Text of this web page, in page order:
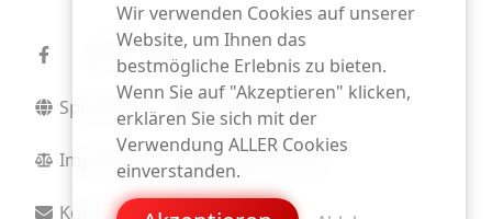
Sprachen Bedingungen
Impressum Datenschutz
Kontakt Presse
Wir verwenden Cookies auf unserer
Website, um Ihnen das
bestmögliche Erlebnis zu bieten.
Wenn Sie auf "Akzeptieren" klicken,
erklären Sie sich mit der
Verwendung ALLER Cookies
einverstanden.